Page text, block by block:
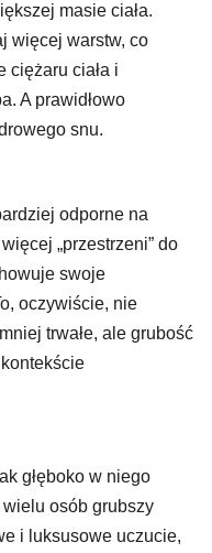
masie ciała.
więcej warstw, co
ciężaru ciała i
A prawidłowo
snu.
odporne na
„przestrzeni” do
swoje
oczywiście, nie
trwałe, ale grubość
głęboko w niego
osób grubszy
i luksusowe uczucie,